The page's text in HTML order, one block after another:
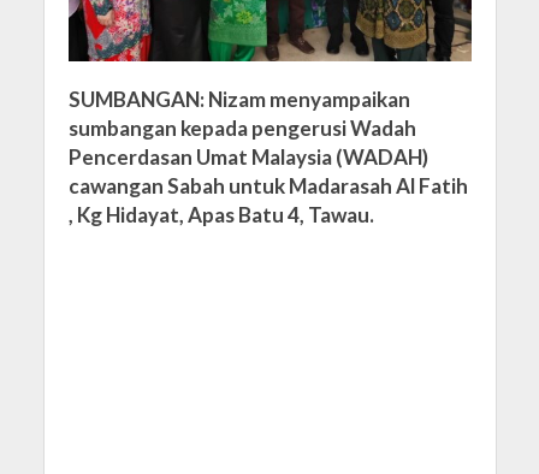
SUMBANGAN: Nizam menyampaikan
sumbangan kepada pengerusi Wadah
Pencerdasan Umat Malaysia (WADAH)
cawangan Sabah untuk Madarasah Al Fatih
, Kg Hidayat, Apas Batu 4, Tawau.